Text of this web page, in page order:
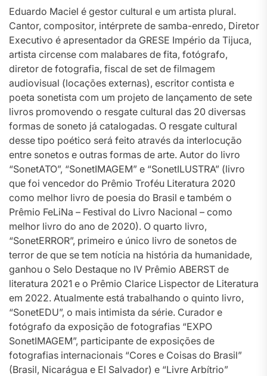
Eduardo Maciel é gestor cultural e um artista plural.
Cantor, compositor, intérprete de samba-enredo, Diretor
Executivo é apresentador da GRESE Império da Tijuca,
artista circense com malabares de fita, fotógrafo,
diretor de fotografia, fiscal de set de filmagem
audiovisual (locações externas), escritor contista e
poeta sonetista com um projeto de lançamento de sete
livros promovendo o resgate cultural das 20 diversas
formas de soneto já catalogadas. O resgate cultural
desse tipo poético será feito através da interlocução
entre sonetos e outras formas de arte. Autor do livro
“SonetATO”, “SonetIMAGEM” e “SonetILUSTRA” (livro
que foi vencedor do Prêmio Troféu Literatura 2020
como melhor livro de poesia do Brasil e também o
Prêmio FeLiNa – Festival do Livro Nacional – como
melhor livro do ano de 2020). O quarto livro,
“SonetERROR”, primeiro e único livro de sonetos de
terror de que se tem notícia na história da humanidade,
ganhou o Selo Destaque no IV Prêmio ABERST de
literatura 2021 e o Prêmio Clarice Lispector de Literatura
em 2022. Atualmente está trabalhando o quinto livro,
“SonetEDU”, o mais intimista da série. Curador e
fotógrafo da exposição de fotografias “EXPO
SonetIMAGEM”, participante de exposições de
fotografias internacionais “Cores e Coisas do Brasil”
(Brasil, Nicarágua e El Salvador) e “Livre Arbítrio”